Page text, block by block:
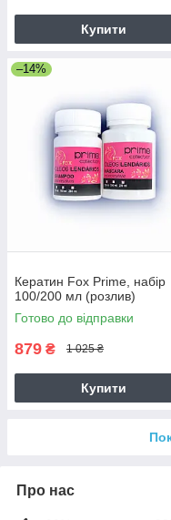
Купити
–14%
Кератин Fox Prime, набір
100/200 мл (розлив)
Готово до відправки
879 ₴ 1 025 ₴
Купити
Про нас